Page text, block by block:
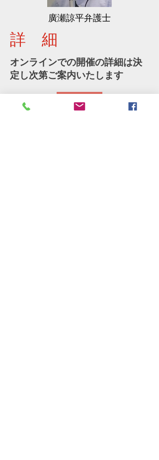
​廣瀬諒平弁護士
詳 細
オンラインでの開催の詳細は決
定し次第ご案内いたします
詳細